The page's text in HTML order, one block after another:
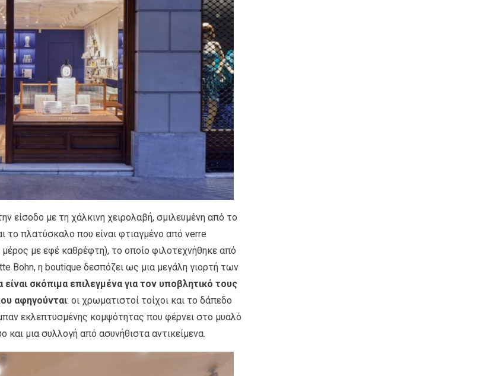
είσοδο με τη χάλκινη χειρολαβή, σμιλευμένη από το
το πλατύσκαλο που είναι φτιαγμένο από verre
με εφέ καθρέφτη), το οποίο φιλοτεχνήθηκε από
Bohn, η boutique δεσπόζει ως μια μεγάλη γιορτή των
είναι σκόπιμα επιλεγμένα για τον υποβλητικό τους
αφηγούνται: οι χρωματιστοί τοίχοι και το δάπεδο
εκλεπτυσμένης κομψότητας που φέρνει στο μυαλό
μια συλλογή από ασυνήθιστα αντικείμενα.